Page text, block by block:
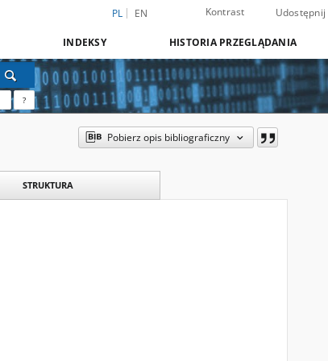
PL EN Kontrast Udostępnij
INDEKSY HISTORIA PRZEGLĄDANIA
?
Pobierz opis bibliograficzny
STRUKTURA